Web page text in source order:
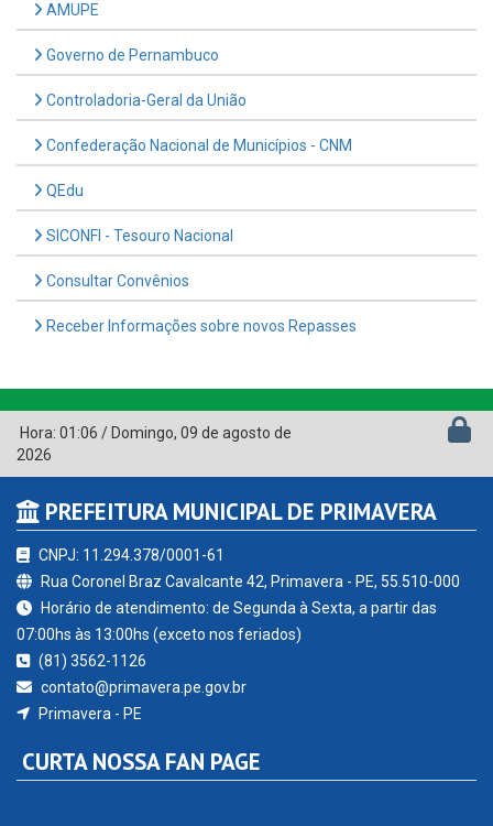
AMUPE
Governo de Pernambuco
Controladoria-Geral da União
Confederação Nacional de Municípios - CNM
QEdu
SICONFI - Tesouro Nacional
Consultar Convênios
Receber Informações sobre novos Repasses
Hora: 01:06 / Domingo, 09 de agosto de
2026
PREFEITURA MUNICIPAL DE PRIMAVERA
CNPJ: 11.294.378/0001-61
Rua Coronel Braz Cavalcante 42, Primavera - PE, 55.510-000
Horário de atendimento: de Segunda à Sexta, a partir das
07:00hs às 13:00hs (exceto nos feriados)
(81) 3562-1126
contato@primavera.pe.gov.br
Primavera - PE
CURTA NOSSA FAN PAGE